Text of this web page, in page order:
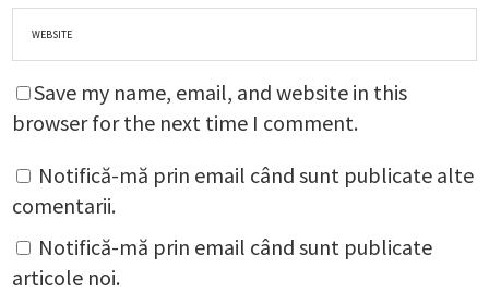
Save my name, email, and website in this
browser for the next time I comment.
Notifică-mă prin email când sunt publicate alte
comentarii.
Notifică-mă prin email când sunt publicate
articole noi.